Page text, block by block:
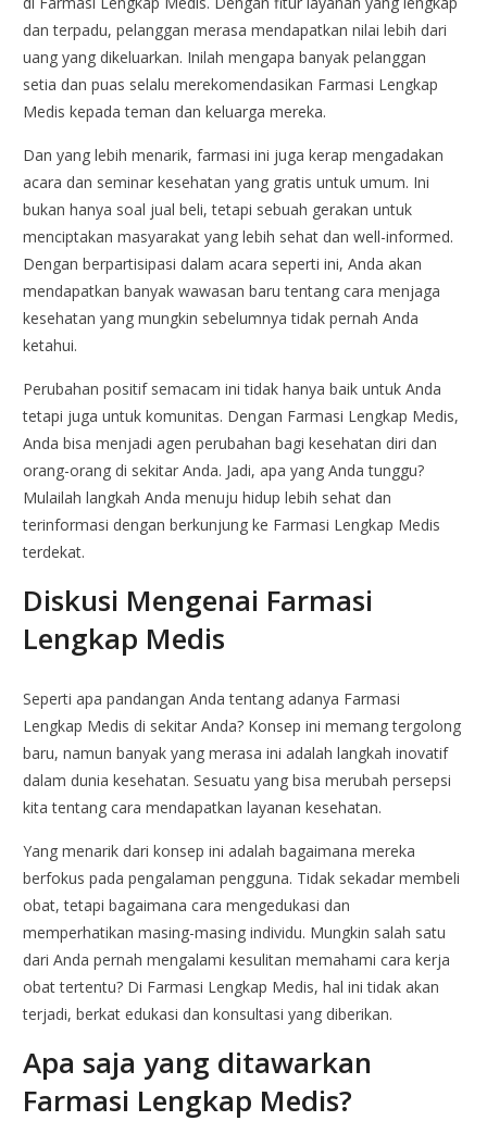
dan terpadu, pelanggan merasa mendapatkan nilai lebih dari
uang yang dikeluarkan. Inilah mengapa banyak pelanggan
setia dan puas selalu merekomendasikan Farmasi Lengkap
Medis kepada teman dan keluarga mereka.
Dan yang lebih menarik, farmasi ini juga kerap mengadakan
acara dan seminar kesehatan yang gratis untuk umum. Ini
bukan hanya soal jual beli, tetapi sebuah gerakan untuk
menciptakan masyarakat yang lebih sehat dan well-informed.
Dengan berpartisipasi dalam acara seperti ini, Anda akan
mendapatkan banyak wawasan baru tentang cara menjaga
kesehatan yang mungkin sebelumnya tidak pernah Anda
ketahui.
Perubahan positif semacam ini tidak hanya baik untuk Anda
tetapi juga untuk komunitas. Dengan Farmasi Lengkap Medis,
Anda bisa menjadi agen perubahan bagi kesehatan diri dan
orang-orang di sekitar Anda. Jadi, apa yang Anda tunggu?
Mulailah langkah Anda menuju hidup lebih sehat dan
terinformasi dengan berkunjung ke Farmasi Lengkap Medis
terdekat.
Diskusi Mengenai Farmasi
Lengkap Medis
Seperti apa pandangan Anda tentang adanya Farmasi
Lengkap Medis di sekitar Anda? Konsep ini memang tergolong
baru, namun banyak yang merasa ini adalah langkah inovatif
dalam dunia kesehatan. Sesuatu yang bisa merubah persepsi
kita tentang cara mendapatkan layanan kesehatan.
Yang menarik dari konsep ini adalah bagaimana mereka
berfokus pada pengalaman pengguna. Tidak sekadar membeli
obat, tetapi bagaimana cara mengedukasi dan
memperhatikan masing-masing individu. Mungkin salah satu
dari Anda pernah mengalami kesulitan memahami cara kerja
obat tertentu? Di Farmasi Lengkap Medis, hal ini tidak akan
terjadi, berkat edukasi dan konsultasi yang diberikan.
Apa saja yang ditawarkan
Farmasi Lengkap Medis?